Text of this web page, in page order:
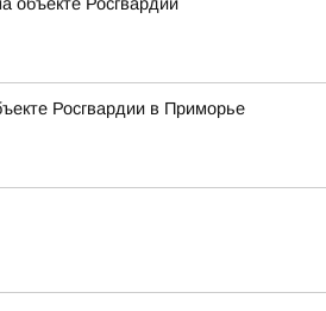
Росгвардии в Приморье